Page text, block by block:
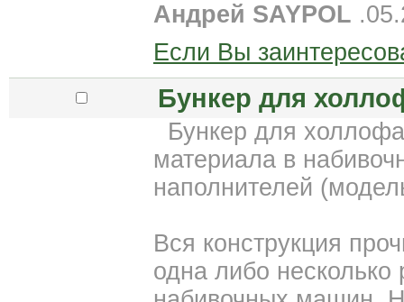
Андрей SAYPOL
Если Вы
Бункер для
Бункер для
материала в
наполнителей
Вся конструкция
одна либо несколько